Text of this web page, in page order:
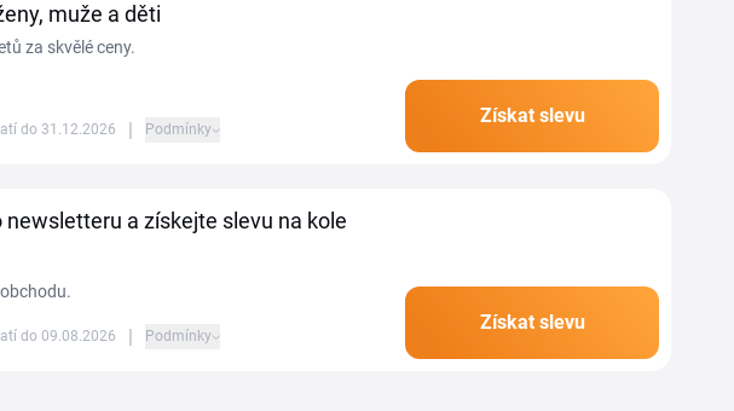
muže a děti
za skvělé ceny.
do 31.12.2026 | Podmínky
Získat slevu
a získejte slevu na kole
do 09.08.2026 | Podmínky
Získat slevu